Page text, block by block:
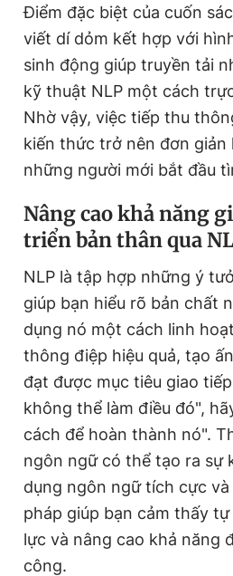
Điểm đặc biệt của cuốn
viết dí dỏm kết hợp với
sinh động giúp truyền tải
kỹ thuật NLP một cách
Nhờ vậy, việc tiếp thu
kiến thức trở nê­­­­n đơn giản
những người mới bắt đầu
Nâng cao khả năng
triển bản thân qua
NLP là tập hợp những ý
giúp bạn hiểu rõ bản chất
dụng nó một cách linh
thông điệp hiệu quả, tạo
đạt được mục tiêu giao
không thể làm điều đó",
cách để hoàn thành nó".
ngôn ngữ có thể tạo ra sự
dụng ngôn ngữ tích cực
pháp giúp bạn cảm thấy
lực và nâng cao khả năng
công.